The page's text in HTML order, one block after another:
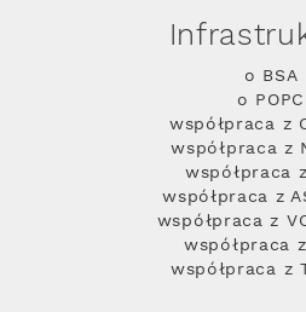
o BSA
o POPC
współpraca z
współpraca z
współpraca
współpraca z
współpraca z
współpraca z
współpraca z